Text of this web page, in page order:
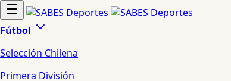
Fútbol
Selección Chilena
Primera División